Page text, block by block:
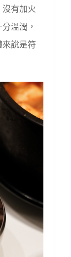
有加火
溫潤，
說是符